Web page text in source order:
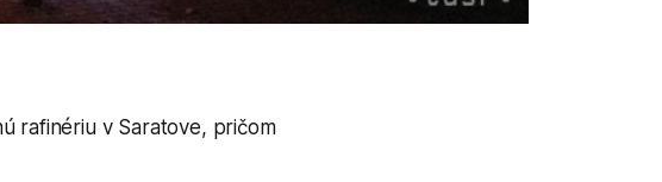
rafinériu v Saratove, pričom